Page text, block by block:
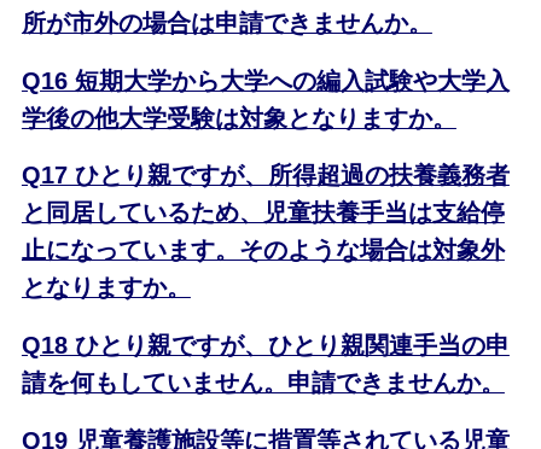
所が市外の場合は申請できませんか。
Q16 短期大学から大学への編入試験や大学入
学後の他大学受験は対象となりますか。
Q17 ひとり親ですが、所得超過の扶養義務者
と同居しているため、児童扶養手当は支給停
止になっています。そのような場合は対象外
となりますか。
Q18 ひとり親ですが、ひとり親関連手当の申
請を何もしていません。申請できませんか。
Q19 児童養護施設等に措置等されている児童